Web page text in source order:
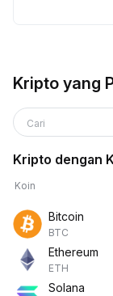
Kripto yang
Cari
Kripto dengan
Koin
Bitcoin
BTC
Ethereum
ETH
Solana